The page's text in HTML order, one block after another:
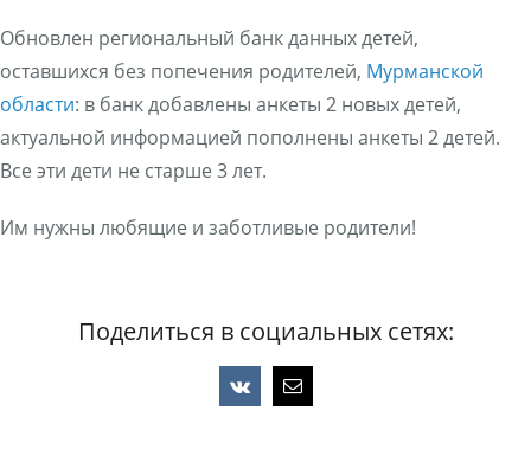
Обновлен региональный банк данных детей,
оставшихся без попечения родителей, Мурманской
области: в банк добавлены анкеты 2 новых детей,
актуальной информацией пополнены анкеты 2 детей.
Все эти дети не старше 3 лет.
Им нужны любящие и заботливые родители!
Поделиться в социальных сетях:
Vk Email